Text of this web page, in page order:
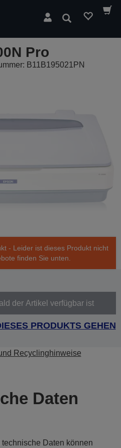
Suchen
Pro
B11B195021PN
- Leider ist dieses Produkt nicht
finden Sie unten.
der Artikel verfügbar ist
PRODUKTS GEHEN
Recyclinghinweise
Daten
Daten können